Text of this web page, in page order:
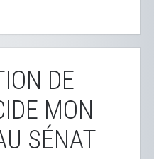
DE
MON
SÉNAT